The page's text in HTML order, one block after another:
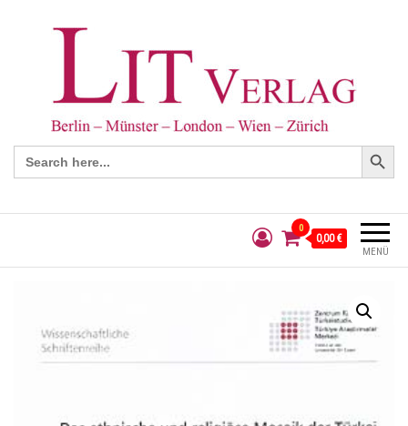
Search
for:
Search Button
MENÜ
0
0,00 €